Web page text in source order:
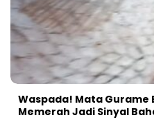
Waspada! Mata Gurame
Memerah Jadi Sinyal